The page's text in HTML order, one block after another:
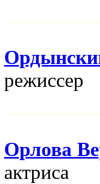
режисcер
Орлова
актриса